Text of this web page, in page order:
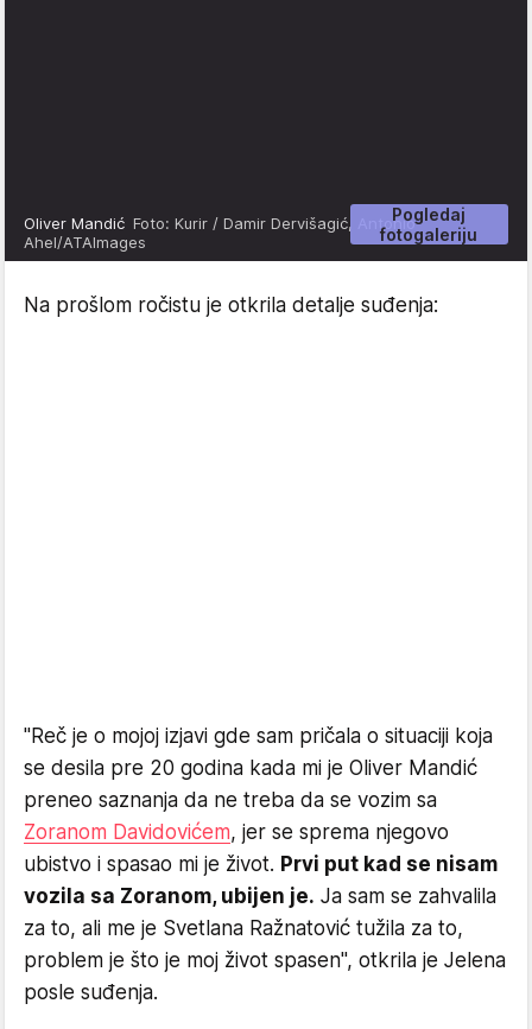
Pogledaj
fotogaleriju
Oliver Mandić Foto: Kurir / Damir Dervišagić, Antonio
Ahel/ATAImages
Na prošlom ročistu je otkrila detalje suđenja:
"Reč je o mojoj izjavi gde sam pričala o situaciji koja
se desila pre 20 godina kada mi je Oliver Mandić
preneo saznanja da ne treba da se vozim sa
Zoranom Davidovićem, jer se sprema njegovo
ubistvo i spasao mi je život. Prvi put kad se nisam
vozila sa Zoranom, ubijen je. Ja sam se zahvalila
za to, ali me je Svetlana Ražnatović tužila za to,
problem je što je moj život spasen", otkrila je Jelena
posle suđenja.